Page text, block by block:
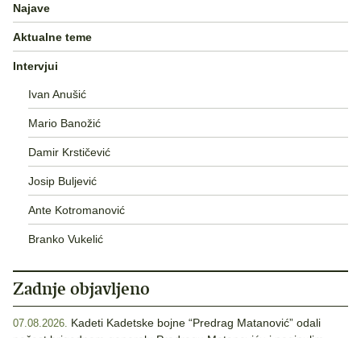
Najave
Aktualne teme
Intervjui
Ivan Anušić
Mario Banožić
Damir Krstičević
Josip Buljević
Ante Kotromanović
Branko Vukelić
Zadnje objavljeno
07.08.2026. Kadeti Kadetske bojne “Predrag Matanović” odali